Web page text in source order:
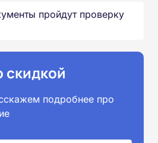
пройдут проверку
скидкой
подробнее про